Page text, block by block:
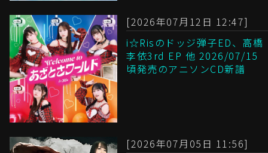
[2026年07月12日 12:47]
i☆Risのドッジ弾子ED、高橋
李依3rd EP 他 2026/07/15
頃発売のアニソンCD新譜
[2026年07月05日 11:56]